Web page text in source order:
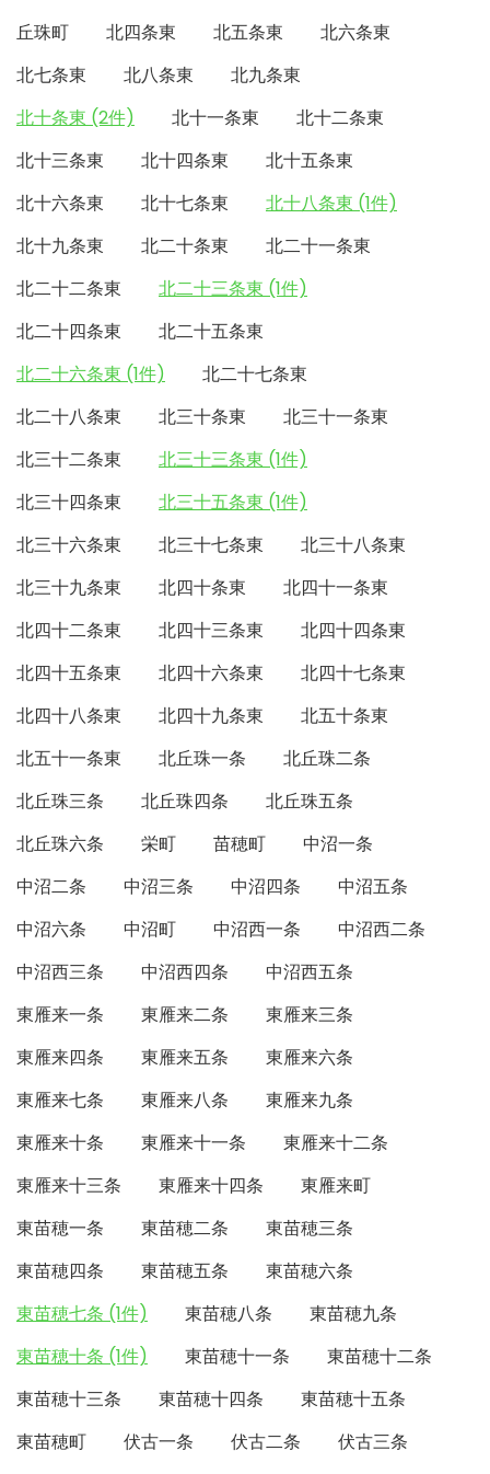
丘珠町 北四条東 北五条東
北六条東
北七条東
北八条東
北九条東
北十条東 (2件)
北十一条東
北十二条東
北十三条東
北十四条東
北十五条東
北十六条東
北十七条東
北十八条東 (1件)
北十九条東
北二十条東
北二十一条東
北二十二条東
北二十三条東 (1件)
北二十四条東
北二十五条東
北二十六条東 (1件)
北二十七条東
北二十八条東
北三十条東
北三十一条東
北三十二条東
北三十三条東 (1件)
北三十四条東
北三十五条東 (1件)
北三十六条東
北三十七条東
北三十八条東
北三十九条東
北四十条東
北四十一条東
北四十二条東
北四十三条東
北四十四条東
北四十五条東
北四十六条東
北四十七条東
北四十八条東
北四十九条東
北五十条東
北五十一条東
北丘珠一条
北丘珠二条
北丘珠三条
北丘珠四条
北丘珠五条
北丘珠六条
栄町 苗穂町
中沼一条
中沼二条
中沼三条 中沼四条
中沼五条
中沼六条
中沼町 中沼西一条
中沼西二条
中沼西三条
中沼西四条
中沼西五条
東雁来一条
東雁来二条
東雁来三条
東雁来四条
東雁来五条
東雁来六条
東雁来七条
東雁来八条
東雁来九条
東雁来十条
東雁来十一条
東雁来十二条
東雁来十三条
東雁来十四条
東雁来町
東苗穂一条
東苗穂二条
東苗穂三条
東苗穂四条
東苗穂五条
東苗穂六条
東苗穂七条 (1件)
東苗穂八条
東苗穂九条
東苗穂十条 (1件)
東苗穂十一条
東苗穂十二条
東苗穂十三条
東苗穂十四条
東苗穂十五条
東苗穂町
伏古一条 伏古二条
伏古三条